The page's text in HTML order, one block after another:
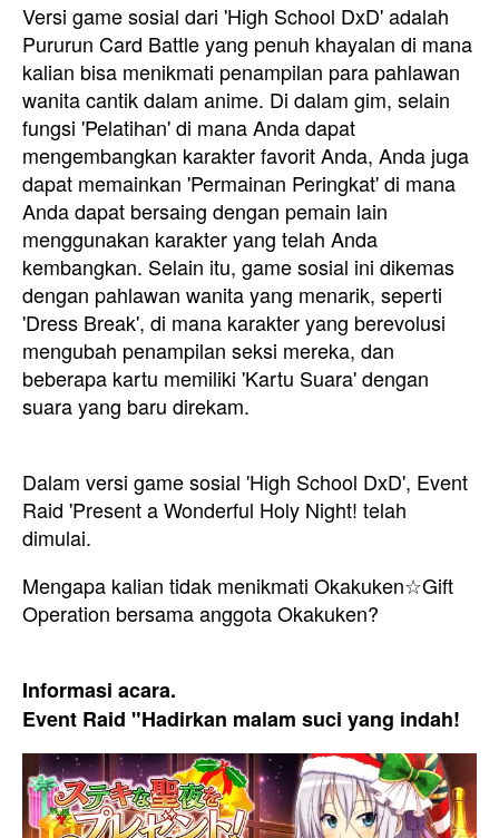
Versi game sosial dari 'High School DxD' adalah
Pururun Card Battle yang penuh khayalan di mana
kalian bisa menikmati penampilan para pahlawan
wanita cantik dalam anime. Di dalam gim, selain
fungsi 'Pelatihan' di mana Anda dapat
mengembangkan karakter favorit Anda, Anda juga
dapat memainkan 'Permainan Peringkat' di mana
Anda dapat bersaing dengan pemain lain
menggunakan karakter yang telah Anda
kembangkan. Selain itu, game sosial ini dikemas
dengan pahlawan wanita yang menarik, seperti
'Dress Break', di mana karakter yang berevolusi
mengubah penampilan seksi mereka, dan
beberapa kartu memiliki 'Kartu Suara' dengan
suara yang baru direkam.
Dalam versi game sosial 'High School DxD', Event
Raid 'Present a Wonderful Holy Night! telah
dimulai.
Mengapa kalian tidak menikmati Okakuken☆Gift
Operation bersama anggota Okakuken?
Informasi acara.
Event Raid "Hadirkan malam suci yang indah!